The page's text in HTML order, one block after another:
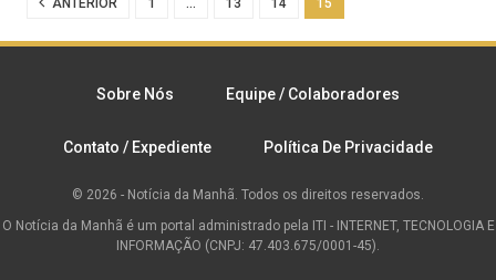
ANTERIOR 1 … 13 14 15
Sobre Nós Equipe / Colaboradores
Contato / Expediente Política De Privacidade
© 2026 - Notícia da Manhã. Todos os direitos reservados.
O Notícia da Manhã é um portal administrado pela ITI - INTERNET, TECNOLOGIA E
INFORMAÇÃO (CNPJ: 47.403.675/0001-45).